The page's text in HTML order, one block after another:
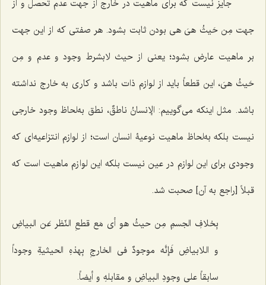
جایز نیست که برای ماهیت در خارج از جهت عدم تحصل و از
جهت مِن حَیثُ هیَ هی بودن ثابت بشود. هر صفتی که از این جهت
بر ماهیت عارض بشود؛ یعنی از حیث لابشرط وجود و عدم و مِن
حَیثُ هیَ، این قطعاً باید از لوازم ذات باشد و کاری به خارج نداشته
باشد. مثل اینکه می‌گوییم: الإنسانُ ناطقٌ، نطق به‌لحاظ وجود خارجی
نیست بلکه به‌لحاظ ماهیت نوعیۀ انسان است؛ از لوازم انتزاعیه‌ای که
وجودی برای این لوازم در عین نیست بلکه این لوازم ماهیت است که
قبلاً [راجع به آن] صحبت شد.
بِخلافِ الجسمِ مِن حیثُ هو أی مَع قطعِ النّظر عَن البیاضِ
و اللابیاضِ فَإنَّه موجودٌ فی الخارجِ بِهذهِ الحیثیةِ وجوداً
سابقاً على وجودِ البیاضِ و مقابلهِ و أیضاً.